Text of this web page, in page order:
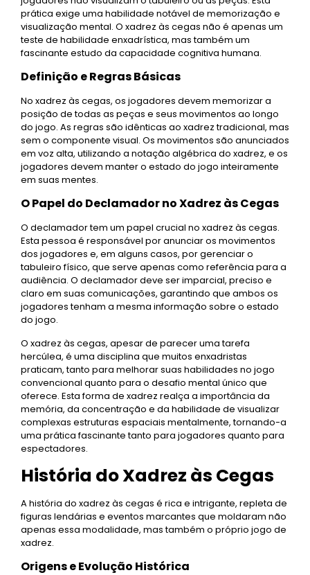
prática exige uma habilidade notável de memorização e
visualização mental. O xadrez às cegas não é apenas um
teste de habilidade enxadrística, mas também um
fascinante estudo da capacidade cognitiva humana.
Definição e Regras Básicas
No xadrez às cegas, os jogadores devem memorizar a
posição de todas as peças e seus movimentos ao longo
do jogo. As regras são idênticas ao xadrez tradicional, mas
sem o componente visual. Os movimentos são anunciados
em voz alta, utilizando a notação algébrica do xadrez, e os
jogadores devem manter o estado do jogo inteiramente
em suas mentes.
O Papel do Declamador no Xadrez às Cegas
O declamador tem um papel crucial no xadrez às cegas.
Esta pessoa é responsável por anunciar os movimentos
dos jogadores e, em alguns casos, por gerenciar o
tabuleiro físico, que serve apenas como referência para a
audiência. O declamador deve ser imparcial, preciso e
claro em suas comunicações, garantindo que ambos os
jogadores tenham a mesma informação sobre o estado
do jogo.
O xadrez às cegas, apesar de parecer uma tarefa
hercúlea, é uma disciplina que muitos enxadristas
praticam, tanto para melhorar suas habilidades no jogo
convencional quanto para o desafio mental único que
oferece. Esta forma de xadrez realça a importância da
memória, da concentração e da habilidade de visualizar
complexas estruturas espaciais mentalmente, tornando-a
uma prática fascinante tanto para jogadores quanto para
espectadores.
História do Xadrez às Cegas
A história do xadrez às cegas é rica e intrigante, repleta de
figuras lendárias e eventos marcantes que moldaram não
apenas essa modalidade, mas também o próprio jogo de
xadrez.
Origens e Evolução Histórica